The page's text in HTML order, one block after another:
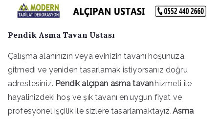
Pendik Asma Tavan Ustası
Çalışma alanınızın veya evinizin tavanı hoşunuza
gitmedi ve yeniden tasarlamak istiyorsanız doğru
adrestesiniz. Pendik alçıpan asma tavanhizmeti ile
hayalinizdeki hoş ve şık tavanı en uygun fiyat ve
profesyonel işçilik ile sizlere tasarlamaktayız.Asma